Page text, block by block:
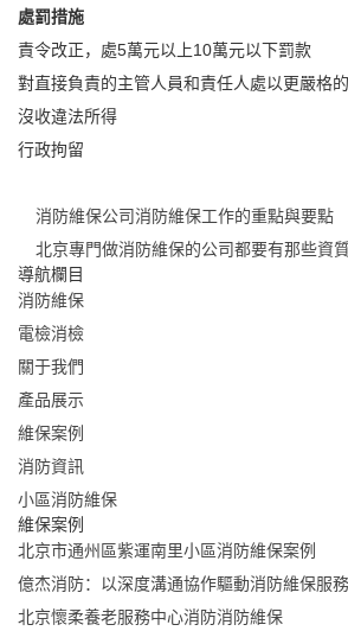
處罰措施
責令改正，處5萬元以上10萬元以下罰款
對直接負責的主管人員和責任人處以更嚴格
沒收違法所得
行政拘留
消防維保公司消防維保工作的重點與要點
北京專門做消防維保的公司都要有那些資
導航欄目
消防維保
電檢消檢
關于我們
產品展示
維保案例
消防資訊
小區消防維保
維保案例
北京市通州區紫運南里小區消防維保案例
億杰消防：以深度溝通協作驅動消防維保服
北京懷柔養老服務中心消防消防維保